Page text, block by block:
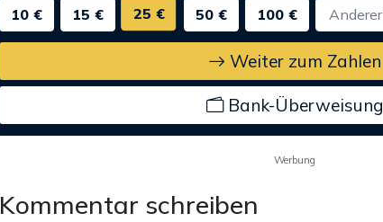
10 €
15 € 25 € 50 € 100 €
Weiter zum Zahlen
Bank-Überweisung
Werbung
Kommentar schreiben